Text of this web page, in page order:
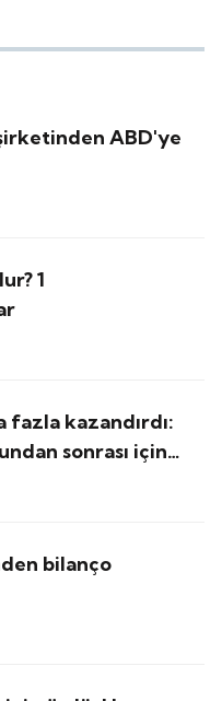
ABD'ye
1
fazla kazandırdı:
sonrası için
bilanço